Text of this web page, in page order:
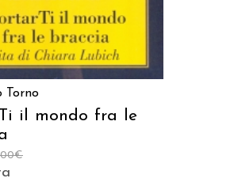
Torno
il mondo fra le
€